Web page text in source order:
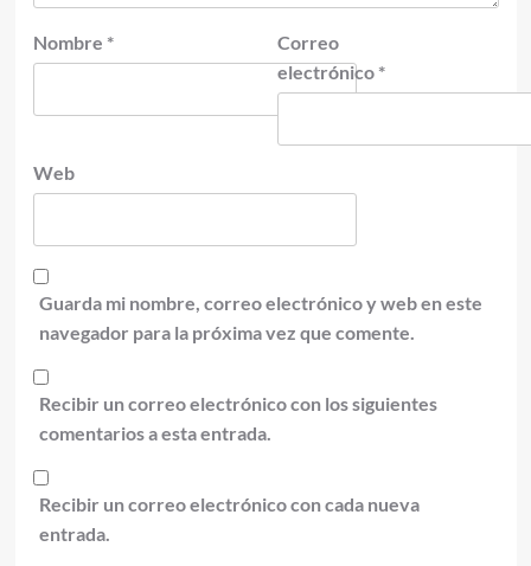
Nombre *
Correo
electrónico *
Web
Guarda mi nombre, correo electrónico y web en este
navegador para la próxima vez que comente.
Recibir un correo electrónico con los siguientes
comentarios a esta entrada.
Recibir un correo electrónico con cada nueva
entrada.